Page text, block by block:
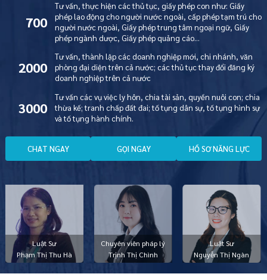
Luật Sư
Phạm Thị Thu Hà
Chuyên viên pháp lý
Trịnh Thị Chình
Luật Sư
Nguyễn Thị Ngàn
700
Tư vấn, thực hiện các thủ tục, giấy phép con như: Giấy
phép lao động cho người nước ngoài, cấp phép tạm trú cho
người nước ngoài, Giấy phép trung tâm ngoại ngữ, Giấy
phép ngành dược, Giấy phép quảng cáo…
2000
Tư vấn, thành lập các doanh nghiệp mới, chi nhánh, văn
phòng đại diện trên cả nước; các thủ tục thay đổi đăng ký
doanh nghiệp trên cả nước
3000
Tư vấn các vụ việc ly hôn, chia tài sản, quyền nuôi con; chia
thừa kế; tranh chấp đất đai; tố tụng dân sự, tố tụng hình sự
và tố tụng hành chính.
CHAT NGAY GỌI NGAY HỒ SƠ NĂNG LỰC